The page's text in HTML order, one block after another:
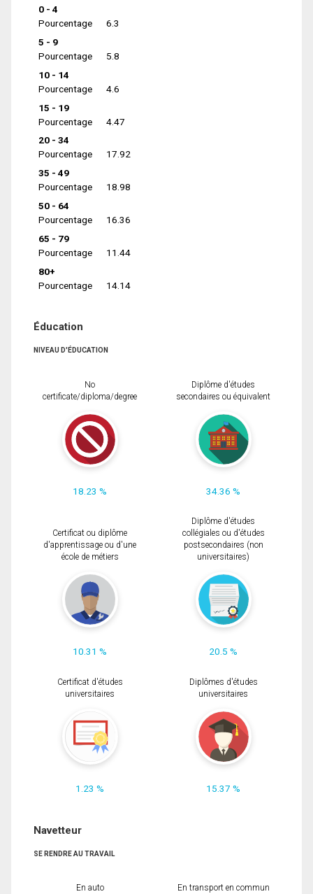
0 - 4
Pourcentage
6.3
5 - 9
Pourcentage
5.8
10 - 14
Pourcentage
4.6
15 - 19
Pourcentage
4.47
20 - 34
Pourcentage
17.92
35 - 49
Pourcentage
18.98
50 - 64
Pourcentage
16.36
65 - 79
Pourcentage
11.44
80+
Pourcentage
14.14
Éducation
NIVEAU D'ÉDUCATION
No
certificate/diploma/degree
18.23 %
Diplôme d'études
secondaires ou équivalent
34.36 %
Certificat ou diplôme
d'apprentissage ou d'une
école de métiers
10.31 %
Diplôme d'études
collégiales ou d'études
postsecondaires (non
universitaires)
20.5 %
Certificat d'études
universitaires
1.23 %
Diplômes d'études
universitaires
15.37 %
Navetteur
SE RENDRE AU TRAVAIL
En auto En transport en commun